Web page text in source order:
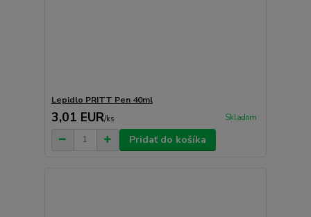
Lepidlo PRITT Pen 40ml
3,01 EUR/ks Skladom
Pridať do košíka